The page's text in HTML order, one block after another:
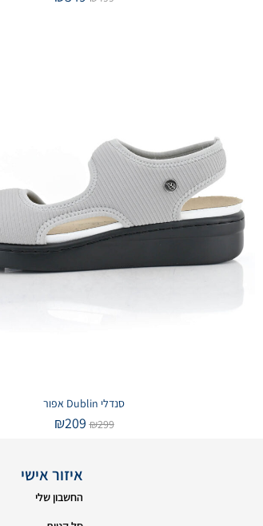
סנדלי Dublin אפור
₪299
₪209
איזור אישי
החשבון שלי